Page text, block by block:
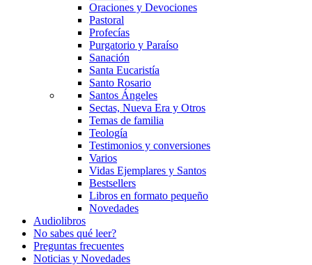
Oraciones y Devociones
Pastoral
Profecías
Purgatorio y Paraíso
Sanación
Santa Eucaristía
Santo Rosario
Santos Ángeles
Sectas, Nueva Era y Otros
Temas de familia
Teología
Testimonios y conversiones
Varios
Vidas Ejemplares y Santos
Bestsellers
Libros en formato pequeño
Novedades
Audiolibros
No sabes qué leer?
Preguntas frecuentes
Noticias y Novedades